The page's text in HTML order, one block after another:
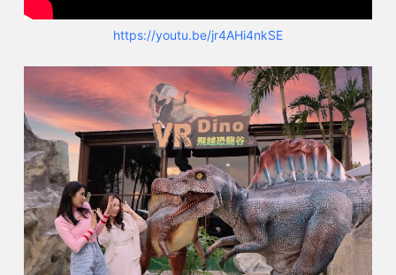
https://youtu.be/jr4AHi4nkSE